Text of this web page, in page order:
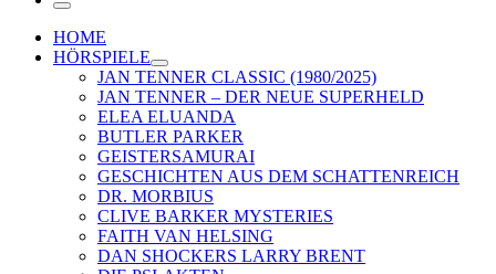
Menü
HOME
HÖRSPIELE
JAN TENNER CLASSIC (1980/2025)
JAN TENNER – DER NEUE SUPERHELD
ELEA ELUANDA
BUTLER PARKER
GEISTERSAMURAI
GESCHICHTEN AUS DEM SCHATTENREICH
DR. MORBIUS
CLIVE BARKER MYSTERIES
FAITH VAN HELSING
DAN SHOCKERS LARRY BRENT